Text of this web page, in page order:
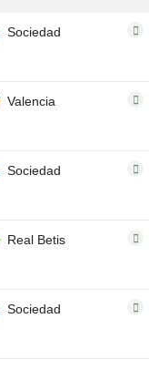
Sociedad
Valencia
Sociedad
Real Betis
Sociedad